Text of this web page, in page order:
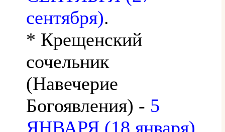
сентября).
* Крещенский
сочельник
(Навечерие
Богоявления) - 5
ЯНВАРЯ (18 января).